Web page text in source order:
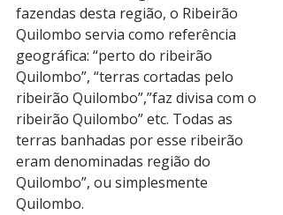
fazendas desta região, o Ribeirão
Quilombo servia como referência
geográfica: “perto do ribeirão
Quilombo”, “terras cortadas pelo
ribeirão Quilombo”,”faz divisa com o
ribeirão Quilombo” etc. Todas as
terras banhadas por esse ribeirão
eram denominadas região do
Quilombo”, ou simplesmente
Quilombo.